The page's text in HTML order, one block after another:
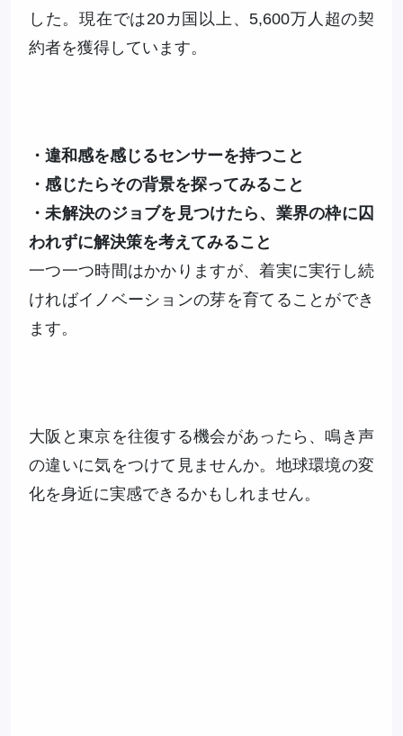
した。現在では20カ国以上、5,600万人超の契
約者を獲得しています。
・違和感を感じるセンサーを持つこと
・感じたらその背景を探ってみること
・未解決のジョブを見つけたら、業界の枠に囚
われずに解決策を考えてみること
一つ一つ時間はかかりますが、着実に実行し続
ければイノベーションの芽を育てることができ
ます。
大阪と東京を往復する機会があったら、鳴き声
の違いに気をつけて見ませんか。地球環境の変
化を身近に実感できるかもしれません。